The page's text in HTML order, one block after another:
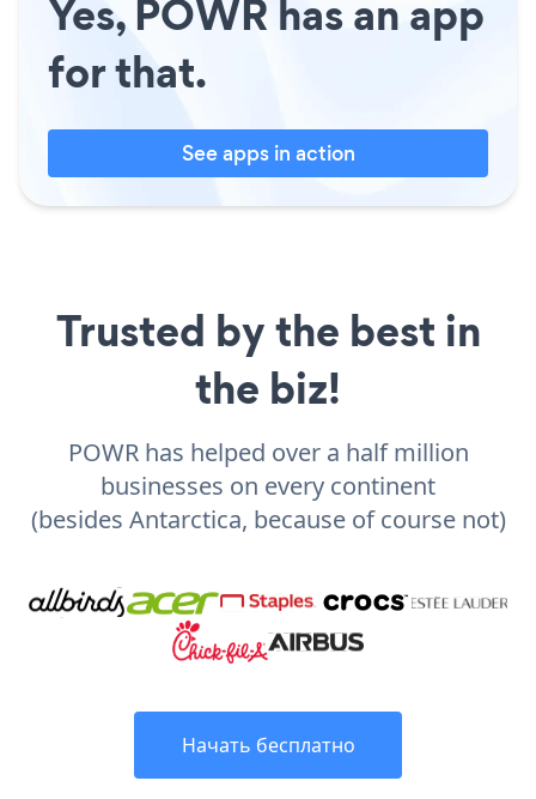
Yes, POWR has an app
for that.
See apps in action
Trusted by the best in
the biz!
POWR has helped over a half million
businesses on every continent
(besides Antarctica, because of course not)
Начать бесплатно